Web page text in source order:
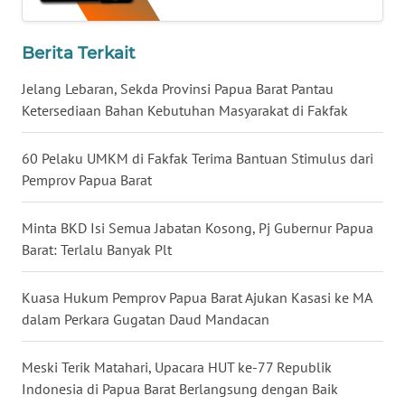
Berita Terkait
Jelang Lebaran, Sekda Provinsi Papua Barat Pantau
Ketersediaan Bahan Kebutuhan Masyarakat di Fakfak
60 Pelaku UMKM di Fakfak Terima Bantuan Stimulus dari
Pemprov Papua Barat
Minta BKD Isi Semua Jabatan Kosong, Pj Gubernur Papua
Barat: Terlalu Banyak Plt
Kuasa Hukum Pemprov Papua Barat Ajukan Kasasi ke MA
dalam Perkara Gugatan Daud Mandacan
Meski Terik Matahari, Upacara HUT ke-77 Republik
Indonesia di Papua Barat Berlangsung dengan Baik
BABEL
WN
WN
SUMSEL
WN
BENGKULU
WN
LAMPUNG
WN
JATENG